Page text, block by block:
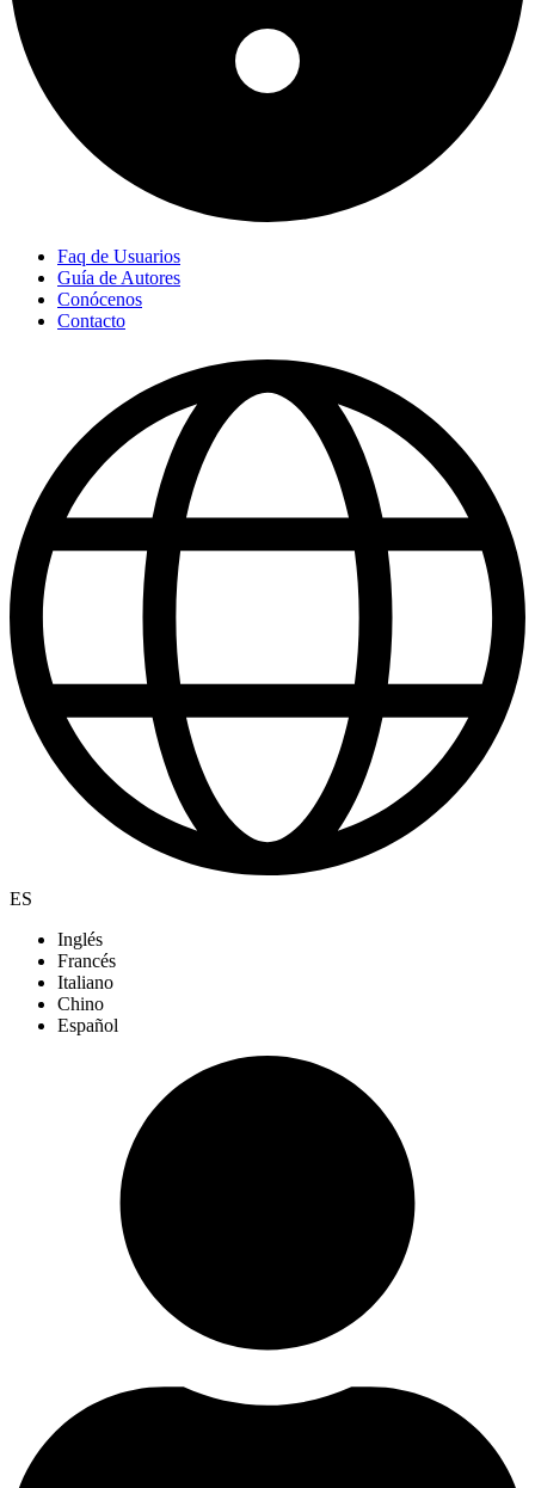
Faq de Usuarios
Guía de Autores
Conócenos
Contacto
ES
Inglés
Francés
Italiano
Chino
Español